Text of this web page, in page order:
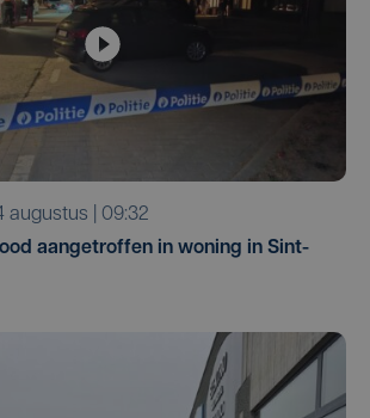
4 augustus | 09:32
aangetroffen in woning in Sint-